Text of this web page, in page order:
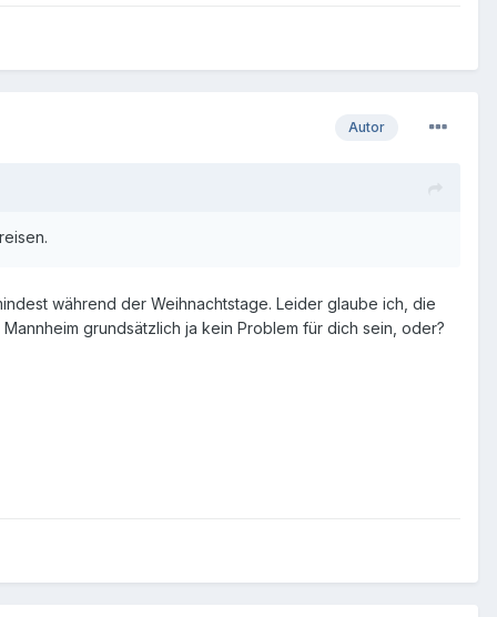
Autor
während der Weihnachtstage. Leider glaube ich, die
grundsätzlich ja kein Problem für dich sein, oder?